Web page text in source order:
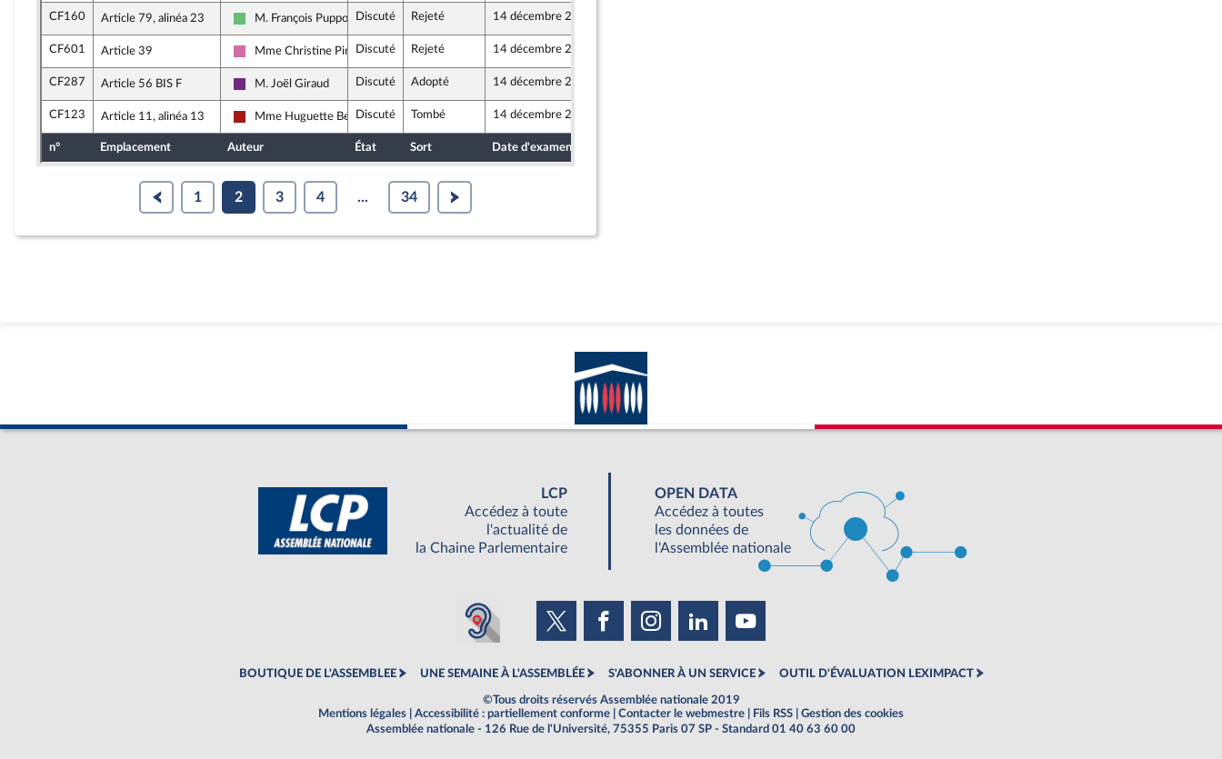
CF160 Article 79, alinéa 23
Libertés et Territoires
M. François PupponiDiscuté Rejeté 14 décembre 2018
CF601 Article 39
Socialistes et apparentés
Mme Christine Pirès Beaune
Discuté Rejeté 14 décembre 2018
CF287 Article 56 BIS F
La République en Marche
M. Joël Giraud Discuté Adopté 14 décembre 2018
CF123 Article 11, alinéa 13
Gauche démocrate et républicaine
Mme Huguette BelloDiscuté Tombé 14 décembre 2018
n° Emplacement Auteur État Sort Date d'examen
1 2 3 4 ... 34
LCP
Accédez à toute
l'actualité de
la Chaine Parlementaire
OPEN DATA
Accédez à toutes
les données de
l'Assemblée nationale
BOUTIQUE DE L'ASSEMBLEE UNE SEMAINE À L'ASSEMBLÉE S'ABONNER À UN SERVICE OUTIL D'ÉVALUATION LEXIMPACT
©Tous droits réservés Assemblée nationale 2019
Mentions légales
Accessibilité : partiellement conforme Contacter le webmestre Fils RSS
Gestion des cookies
Assemblée nationale - 126 Rue de l'Université, 75355 Paris 07 SP - Standard 01 40 63 60 00